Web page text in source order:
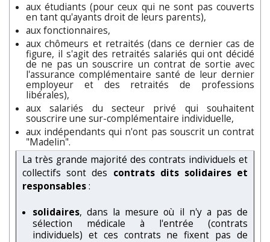
aux étudiants (pour ceux qui ne sont pas couverts
en tant qu'ayants droit de leurs parents),
aux fonctionnaires,
aux chômeurs et retraités (dans ce dernier cas de
figure, il s'agit des retraités salariés qui ont décidé
de ne pas un souscrire un contrat de sortie avec
l'assurance complémentaire santé de leur dernier
employeur et des retraités de professions
libérales),
aux salariés du secteur privé qui souhaitent
souscrire une sur-complémentaire individuelle,
aux indépendants qui n'ont pas souscrit un contrat
"Madelin".
La très grande majorité des contrats individuels et
collectifs sont des contrats dits solidaires et
responsables:
solidaires, dans la mesure où il n'y a pas de
sélection médicale à l'entrée (contrats
individuels) et ces contrats ne fixent pas de